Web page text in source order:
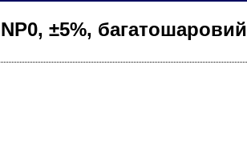
±5%, багатошаровий